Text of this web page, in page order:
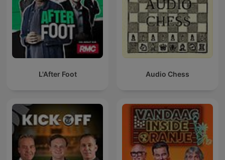
L'After Foot Audio Chess